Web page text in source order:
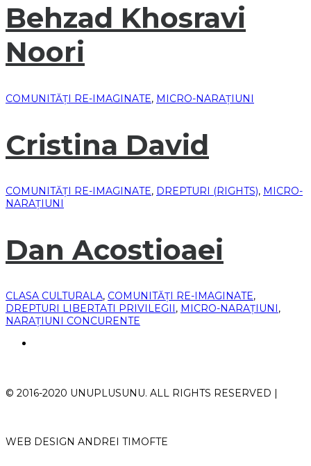
Behzad Khosravi
Noori
COMUNITĂȚI RE-IMAGINATE, MICRO-NARAȚIUNI
Cristina David
COMUNITĂȚI RE-IMAGINATE, DREPTURI (RIGHTS), MICRO-
NARAȚIUNI
Dan Acostioaei
CLASA CULTURALA, COMUNITĂȚI RE-IMAGINATE,
DREPTURI LIBERTATI PRIVILEGII , MICRO-NARAȚIUNI ,
NARAȚIUNI CONCURENTE
© 2016-2020 UNUPLUSUNU. ALL RIGHTS RESERVED |
WEB DESIGN ANDREI TIMOFTE